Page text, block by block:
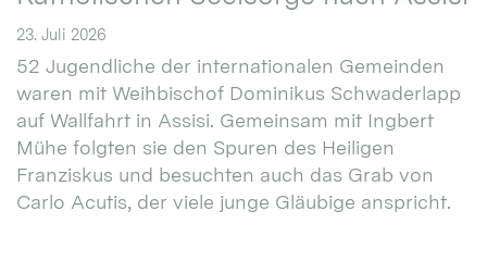
23. Juli 2026
52 Jugendliche der internationalen Gemeinden
waren mit Weihbischof Dominikus Schwaderlapp
auf Wallfahrt in Assisi. Gemeinsam mit Ingbert
Mühe folgten sie den Spuren des Heiligen
Franziskus und besuchten auch das Grab von
Carlo Acutis, der viele junge Gläubige anspricht.